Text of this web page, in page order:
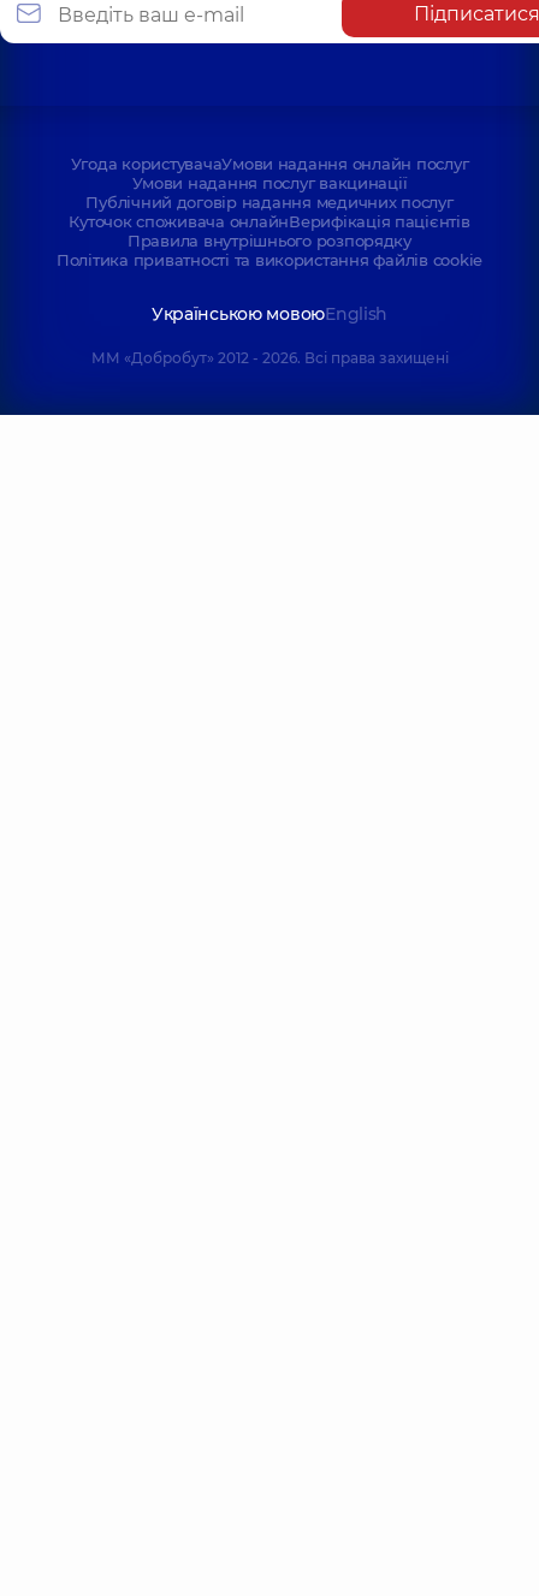
Підписатися
Угода користувачаУмови надання онлайн послуг
Умови надання послуг вакцинації
Публічний договір надання медичних послуг
Куточок споживача онлайнВерифікація пацієнтів
Правила внутрішнього розпорядку
Політика приватності та використання файлів cookie
Українською мовоюEnglish
ММ «Добробут» 2012 - 2026. Всі права захищені